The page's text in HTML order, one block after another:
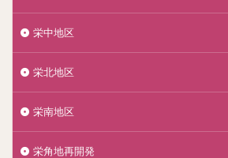
栄中地区
栄北地区
栄南地区
栄角地再開発